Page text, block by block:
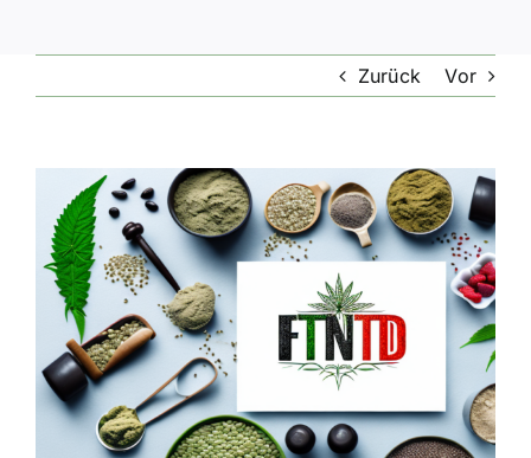
Zurück Vor
grösseres
Bild